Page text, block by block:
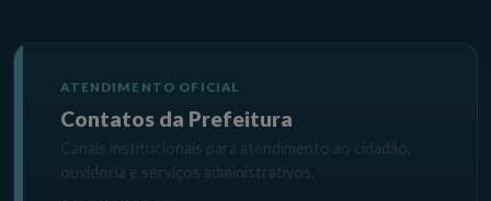
ATENDIMENTO OFICIAL
Contatos da Prefeitura
Canais institucionais para atendimento ao cidadão,
ouvidoria e serviços administrativos.